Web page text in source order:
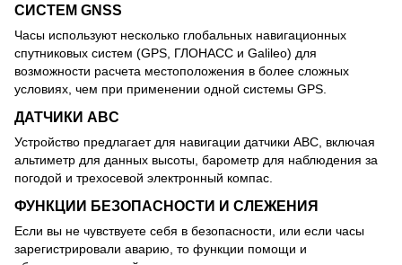
СИСТЕМ GNSS
Часы используют несколько глобальных навигационных
спутниковых систем (GPS, ГЛОНАСС и Galileo) для
возможности расчета местоположения в более сложных
условиях, чем при применении одной системы GPS.
ДАТЧИКИ ABC
Устройство предлагает для навигации датчики ABC, включая
альтиметр для данных высоты, барометр для наблюдения за
погодой и трехосевой электронный компас.
ФУНКЦИИ БЕЗОПАСНОСТИ И СЛЕЖЕНИЯ
Если вы не чувствуете себя в безопасности, или если часы
зарегистрировали аварию, то функции помощи и